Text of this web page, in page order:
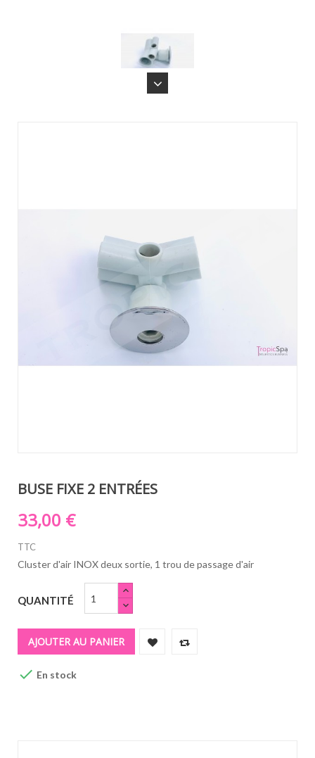
BUSE FIXE 2 ENTRÉES
33,00 €
TTC
Cluster d'air INOX deux sortie, 1 trou de passage d'air
QUANTITÉ
AJOUTER AU PANIER
 En stock